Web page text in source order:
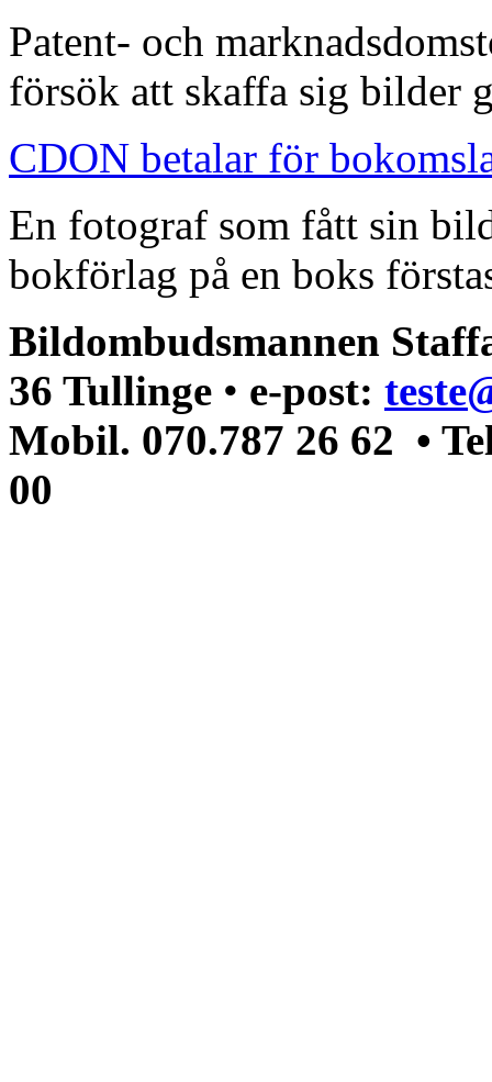
Patent- och
försök att skaffa sig bilder
CDON betalar för
En fotograf som fått sin
bokförlag på en boks
Bildombudsmannen
36 Tullinge • e-post:
Mobil. 070.787 26 62 •
00